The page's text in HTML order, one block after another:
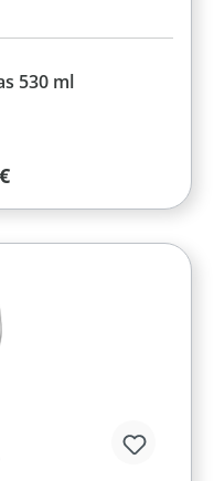
530 ml
Preis: